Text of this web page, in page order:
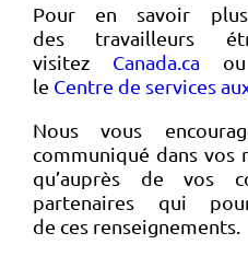
Pour en savoir
des travailleurs
visitez Canada.ca ou
le Centre de services
Nous vous
communiqué dans vos
qu’auprès de vos
partenaires qui
de ces renseignements.